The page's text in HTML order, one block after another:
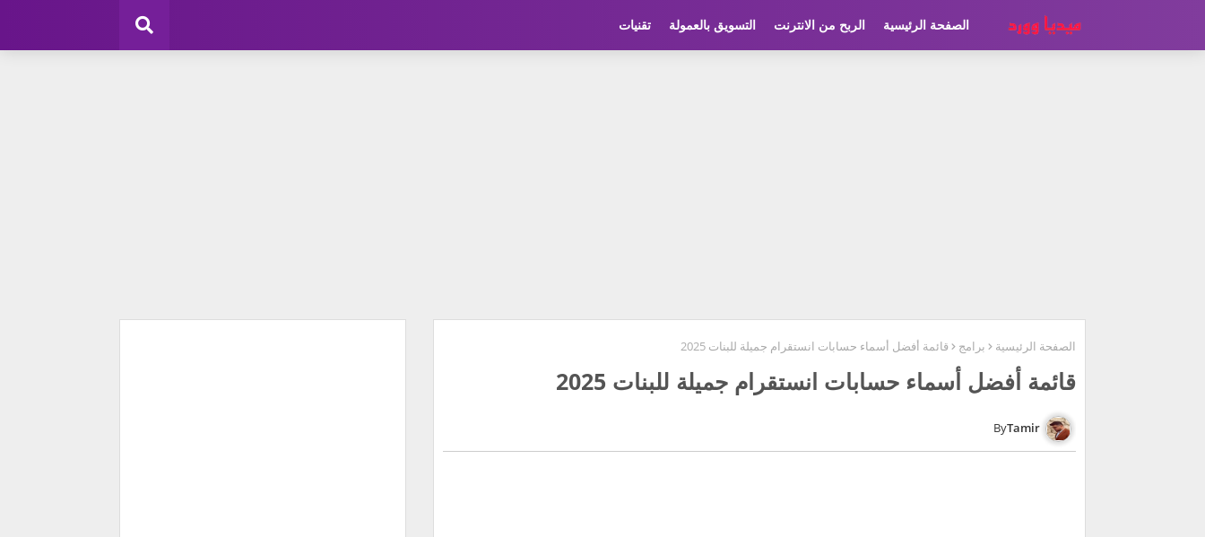
الصفحة الرئيسية الربح من الانترنت التسويق بالعمولة تقنيات
الصفحة الرئيسية برامج قائمة أفضل أسماء حسابات انستقرام جميلة للبنات 2025
قائمة أفضل أسماء حسابات انستقرام جميلة للبنات 2025
Tamir